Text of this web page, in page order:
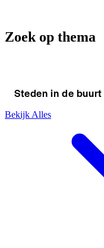
Zoek op thema
Steden in de
Bekijk Alles